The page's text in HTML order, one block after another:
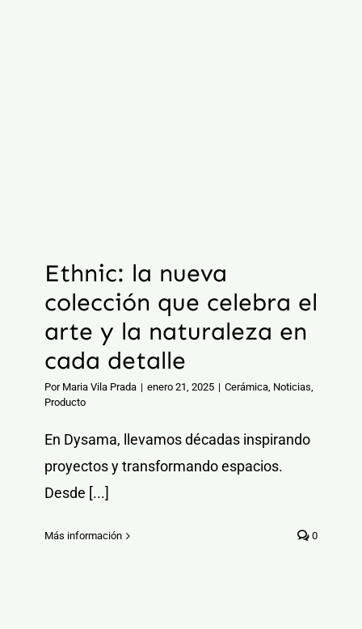
Ethnic: la nueva
colección que celebra el
arte y la naturaleza en
cada detalle
Por Maria Vila Prada | enero 21, 2025 | Cerámica, Noticias,
Producto
En Dysama, llevamos décadas inspirando
proyectos y transformando espacios.
Desde [...]
Más información 0